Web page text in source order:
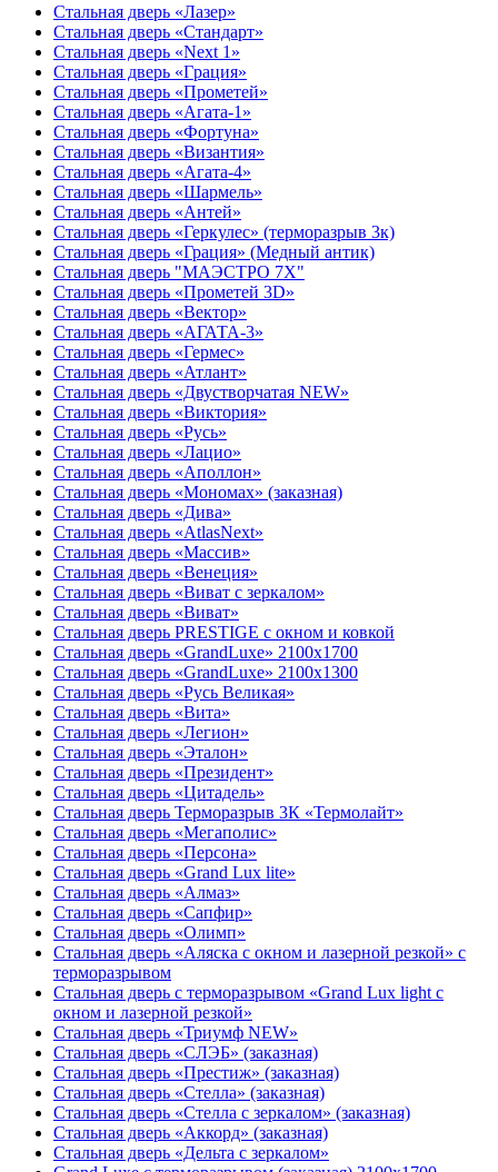
Стальная дверь «Лазер»
Стальная дверь «Стандарт»
Стальная дверь «Next 1»
Стальная дверь «Гpация»
Стальная дверь «Прометей»
Стальная дверь «Агата-1»
Стальная дверь «Фортуна»
Стальная дверь «Византия»
Стальная дверь «Агата-4»
Стальная дверь «Шармель»
Стальная дверь «Антей»
Стальная дверь «Геркулес» (терморазрыв 3к)
Стальная дверь «Грация» (Медный антик)
Стальная дверь "МАЭСТРО 7Х"
Стальная дверь «Прометей 3D»
Стальная дверь «Вектор»
Стальная дверь «АГАТА-3»
Стальная дверь «Гермес»
Стальная дверь «Атлант»
Стальная дверь «Двустворчатая NEW»
Стальная дверь «Виктория»
Стальная дверь «Русь»
Стальная дверь «Лацио»
Стальная дверь «Аполлон»
Стальная дверь «Мономах» (заказная)
Стальная дверь «Дива»
Стальная дверь «AtlasNext»
Стальная дверь «Массив»
Стальная дверь «Венеция»
Стальная дверь «Виват с зеркалом»
Стальная дверь «Виват»
Стальная дверь PRESTIGE с окном и ковкой
Стальная дверь «GrandLuxe» 2100х1700
Стальная дверь «GrandLuxe» 2100х1300
Стальная дверь «Русь Великая»
Стальная дверь «Вита»
Стальная дверь «Легион»
Стальная дверь «Эталон»
Стальная дверь «Президент»
Стальная дверь «Цитадель»
Стальная дверь Терморазрыв 3К «Термолайт»
Стальная дверь «Мегаполис»
Стальная дверь «Персона»
Стальная дверь «Grand Lux lite»
Стальная дверь «Алмаз»
Стальная дверь «Сапфир»
Стальная дверь «Олимп»
Стальная дверь «Аляска с окном и лазерной резкой» с
терморазрывом
Стальная дверь с терморазрывом «Grand Lux light с
окном и лазерной резкой»
Стальная дверь «Триумф NEW»
Стальная дверь «СЛЭБ» (заказная)
Стальная дверь «Престиж» (заказная)
Стальная дверь «Стелла» (заказная)
Стальная дверь «Стелла с зеркалом» (заказная)
Стальная дверь «Аккорд» (заказная)
Стальная дверь «Дельта с зеркалом»